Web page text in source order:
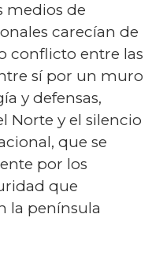
medios de
carecían de
conflicto entre las
sí por un muro
y defensas,
Norte y el silencio
que se
por los
que
la península